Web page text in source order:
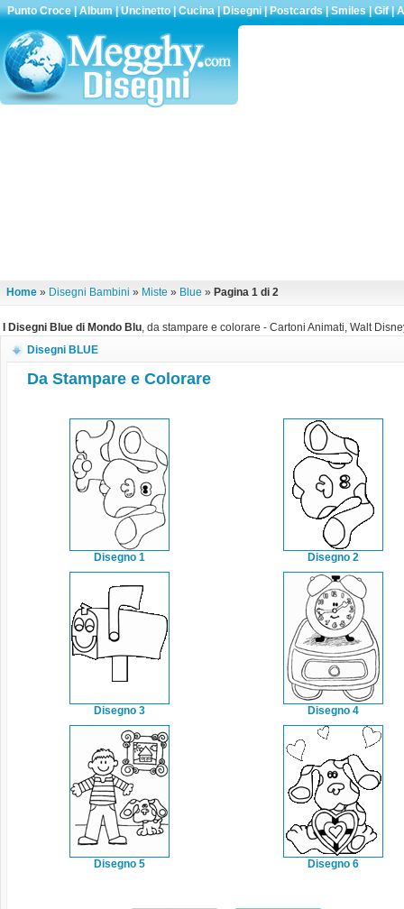
Punto Croce|Album|Uncinetto|Cucina|Disegni|Postcards|Smiles|Gif|
Home » Disegni Bambini » Miste » Blue » Pagina 1 di 2
I Disegni Blue di Mondo Blu, da stampare e colorare - Cartoni Animati, Walt
Disegni BLUE
Da Stampare e Colorare
Disegno 1 Disegno 2
Disegno 3 Disegno 4
Disegno 5 Disegno 6